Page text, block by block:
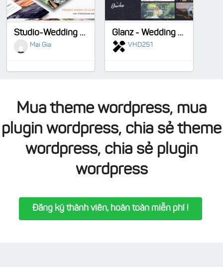
Studio-Wedding Theme Grandphotography - Trình bày, quản lý album ảnh, tăng tốc độ load ảnh
Mai Gia
Glanz - Wedding Theme
VHD251
Mua theme wordpress, mua
plugin wordpress, chia sẻ theme
wordpress, chia sẻ plugin
wordpress
Đăng ký thành viên, hoàn toàn miễn phí !